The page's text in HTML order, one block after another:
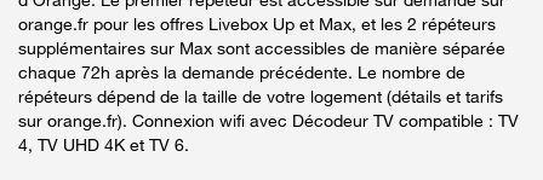
orange.fr pour les offres Livebox Up et Max, et les 2 répéteurs
supplémentaires sur Max sont accessibles de manière séparée
chaque 72h après la demande précédente. Le nombre de
répéteurs dépend de la taille de votre logement (détails et tarifs
sur orange.fr). Connexion wifi avec Décodeur TV compatible : TV
4, TV UHD 4K et TV 6.